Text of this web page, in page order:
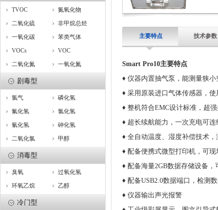
TVOC
氮氧化物
二氧化硫
非甲烷总烃
一氧化碳
苯类气体
VOCs
VOC
二氧化氮
一氧化氮
剧毒型
氯气
磷化氢
氟化氢
氯化氢
氰化氢
砷化氢
二氧化氯
甲醇
消毒型
臭氧
过氧化氢
环氧乙烷
乙醇
冷门型
主要特点 技术参数
Smart Pro10主要特点
♦ 仪器内置抽气泵，能测量狭
♦ 采用原装进口气体传感器，
♦ 整机符合EMC设计标准，超
♦ 超长续航能力，一次充电可连
♦ 全自动温度、湿度补偿技术
♦ 配备便携式微型打印机，可
♦ 配备海量2GB数据存储设备
♦ 配备USB2.0数据端口，检测
♦ 仪器输出声光报警